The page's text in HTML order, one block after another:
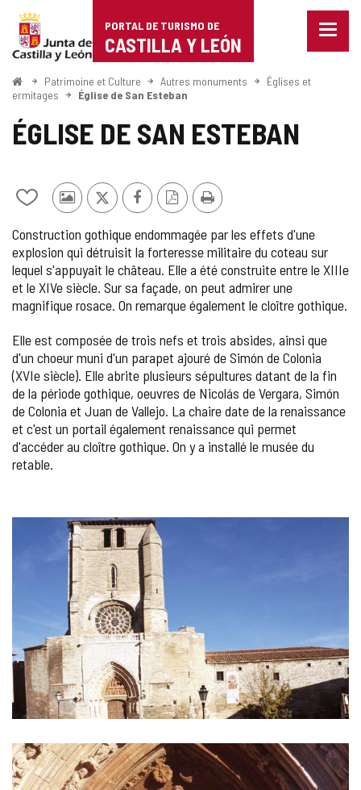
Portal
de
Turismo
de
Castilla
León
PORTAL DE TURISMO DE
CASTILLA Y LEÓN
Menu
<
Accueil
Patrimoine et Culture Autres monuments
Églises et
ermitages
Église de San Esteban
ÉGLISE DE SAN ESTEBAN
Ajouter/retirer
contenu
de
cahiers
Photos
touristes
X FacebookVersionImprimer
Construction gothique endommagée par les effets d'une
explosion qui détruisit la forteresse militaire du coteau sur
lequel s'appuyait le château. Elle a été construite entre le XIIIe
et le XIVe siècle. Sur sa façade, on peut admirer une
magnifique rosace. On remarque également le cloître gothique.
Elle est composée de trois nefs et trois absides, ainsi que
d'un choeur muni d'un parapet ajouré de Simón de Colonia
(XVIe siècle). Elle abrite plusieurs sépultures datant de la fin
de la période gothique, oeuvres de Nicolás de Vergara, Simón
de Colonia et Juan de Vallejo. La chaire date de la renaissance
et c'est un portail également renaissance qui permet
d'accéder au cloître gothique. On y a installé le musée du
retable.
GALERIE
IMAGES